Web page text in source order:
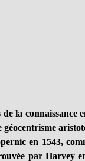
la connaissance
en 1543,
par Harvey